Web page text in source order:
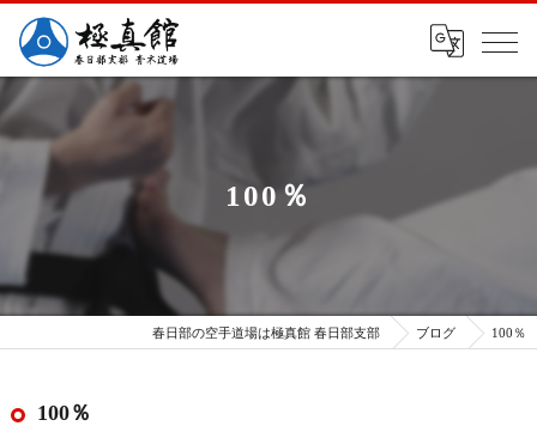
100％
春日部の空手道場は極真館 春日部支部 ブログ 100％
100％